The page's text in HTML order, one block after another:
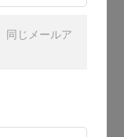
同じメールア